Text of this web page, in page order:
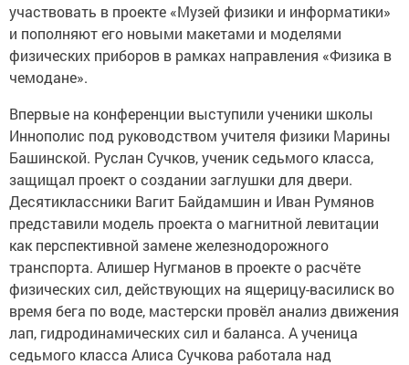
участвовать в проекте «Музей физики и информатики»
и пополняют его новыми макетами и моделями
физических приборов в рамках направления «Физика в
чемодане».
Впервые на конференции выступили ученики школы
Иннополис под руководством учителя физики Марины
Башинской. Руслан Сучков, ученик седьмого класса,
защищал проект о создании заглушки для двери.
Десятиклассники Вагит Байдамшин и Иван Румянов
представили модель проекта о магнитной левитации
как перспективной замене железнодорожного
транспорта. Алишер Нугманов в проекте о расчёте
физических сил, действующих на ящерицу-василиск во
время бега по воде, мастерски провёл анализ движения
лап, гидродинамических сил и баланса. А ученица
седьмого класса Алиса Сучкова работала над